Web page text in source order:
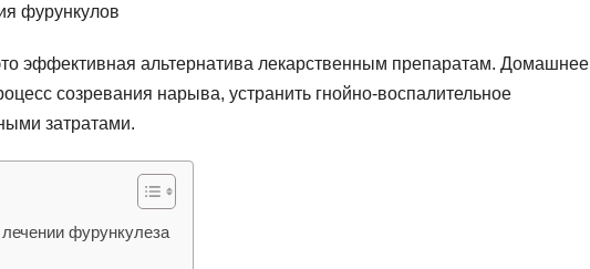
эффективная альтернатива лекарственным препаратам. Домашнее
созревания нарыва, устранить гнойно-воспалительное
затратами.
фурункулеза